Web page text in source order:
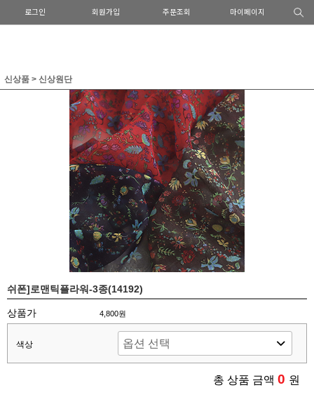
로그인 회원가입 주문조회 마이페이지
신상품 > 신상원단
쉬폰]로맨틱플라워-3종(14192)
상품가 4,800원
색상
총 상품 금액 0 원